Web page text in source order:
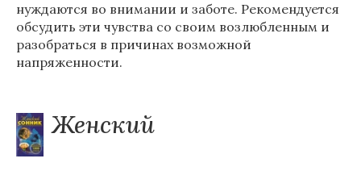
нуждаются во внимании и заботе. Рекомендуется
обсудить эти чувства со своим возлюбленным и
разобраться в причинах возможной
напряженности.
Женский